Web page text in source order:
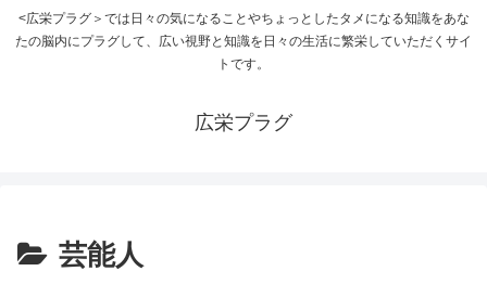
<広栄プラグ＞では日々の気になることやちょっとしたタメになる知識をあな
たの脳内にプラグして、広い視野と知識を日々の生活に繁栄していただくサイ
トです。
広栄プラグ
芸能人